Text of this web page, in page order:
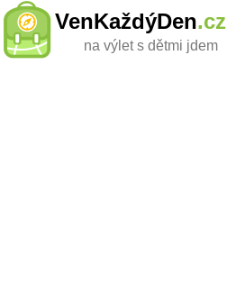
VenKaždýDen.cz
na výlet s dětmi jdem